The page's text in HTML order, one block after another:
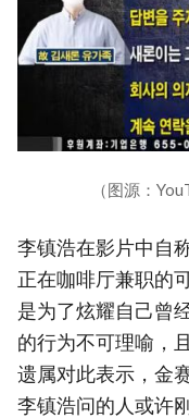
（图源：
李镇浩在影片中自
正在咖啡厅兼职的
是为了炫耀自己曾
的行为不可理喻，
遗属对此表示，金
李镇浩问的人或许